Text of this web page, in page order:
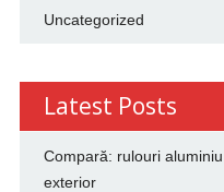
Uncategorized
Latest Posts
Compară: rulouri
exterior